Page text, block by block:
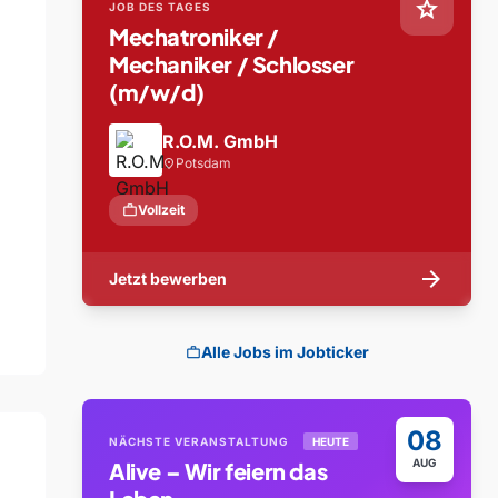
star
JOB DES TAGES
Mechatroniker /
Mechaniker / Schlosser
(m/w/d)
R.O.M. GmbH
location_on Potsdam
workVollzeit
Jetzt bewerben arrow_forward
workAlle Jobs im Jobticker
08
AUG
NÄCHSTE VERANSTALTUNG HEUTE
Alive – Wir feiern das